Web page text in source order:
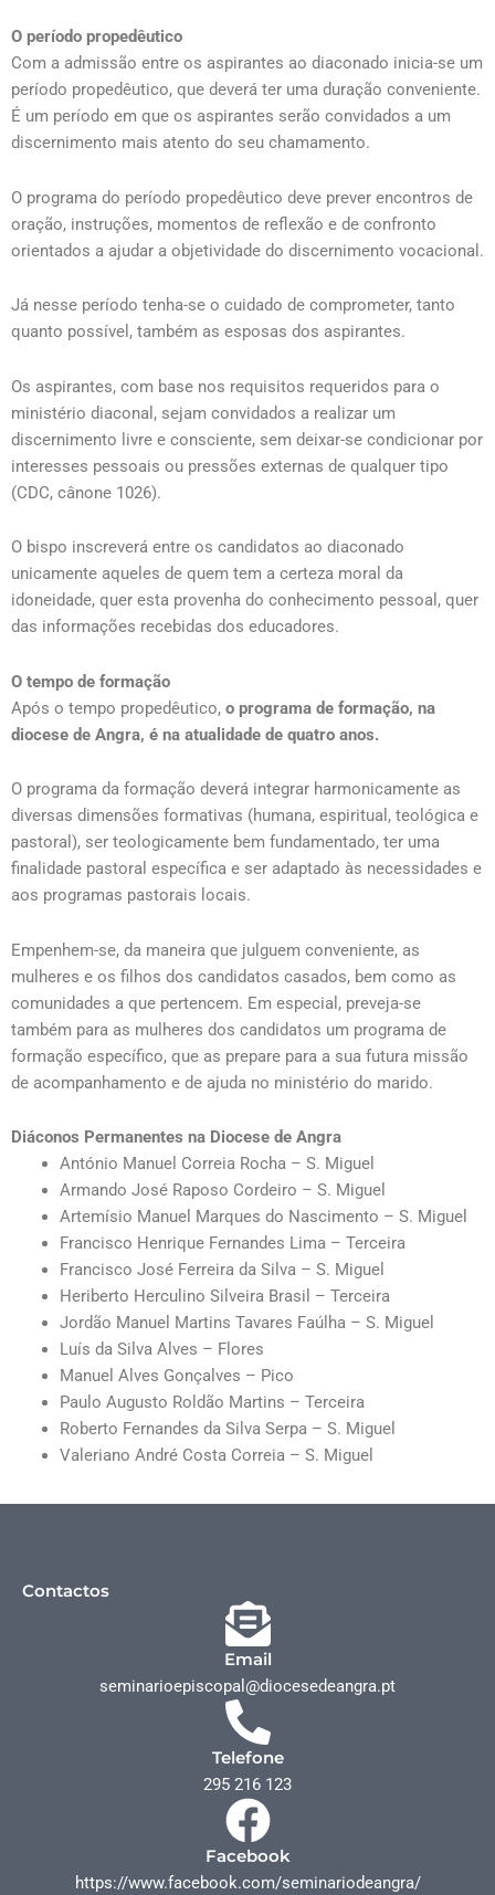
O período propedêutico
Com a admissão entre os aspirantes ao diaconado inicia-se um
período propedêutico, que deverá ter uma duração conveniente.
É um período em que os aspirantes serão convidados a um
discernimento mais atento do seu chamamento.
O programa do período propedêutico deve prever encontros de
oração, instruções, momentos de reflexão e de confronto
orientados a ajudar a objetividade do discernimento vocacional.
Já nesse período tenha-se o cuidado de comprometer, tanto
quanto possível, também as esposas dos aspirantes.
Os aspirantes, com base nos requisitos requeridos para o
ministério diaconal, sejam convidados a realizar um
discernimento livre e consciente, sem deixar-se condicionar por
interesses pessoais ou pressões externas de qualquer tipo
(CDC, cânone 1026).
O bispo inscreverá entre os candidatos ao diaconado
unicamente aqueles de quem tem a certeza moral da
idoneidade, quer esta provenha do conhecimento pessoal, quer
das informações recebidas dos educadores.
O tempo de formação
Após o tempo propedêutico, o programa de formação, na
diocese de Angra, é na atualidade de quatro anos.
O programa da formação deverá integrar harmonicamente as
diversas dimensões formativas (humana, espiritual, teológica e
pastoral), ser teologicamente bem fundamentado, ter uma
finalidade pastoral específica e ser adaptado às necessidades e
aos programas pastorais locais.
Empenhem-se, da maneira que julguem conveniente, as
mulheres e os filhos dos candidatos casados, bem como as
comunidades a que pertencem. Em especial, preveja-se
também para as mulheres dos candidatos um programa de
formação específico, que as prepare para a sua futura missão
de acompanhamento e de ajuda no ministério do marido.
Diáconos Permanentes na Diocese de Angra
António Manuel Correia Rocha – S. Miguel
Armando José Raposo Cordeiro – S. Miguel
Artemísio Manuel Marques do Nascimento – S. Miguel
Francisco Henrique Fernandes Lima – Terceira
Francisco José Ferreira da Silva – S. Miguel
Heriberto Herculino Silveira Brasil – Terceira
Jordão Manuel Martins Tavares Faúlha – S. Miguel
Luís da Silva Alves – Flores
Manuel Alves Gonçalves – Pico
Paulo Augusto Roldão Martins – Terceira
Roberto Fernandes da Silva Serpa – S. Miguel
Valeriano André Costa Correia – S. Miguel
Contactos
Email
seminarioepiscopal@diocesedeangra.pt
Telefone
295 216 123
Facebook
https://www.facebook.com/seminariodeangra/